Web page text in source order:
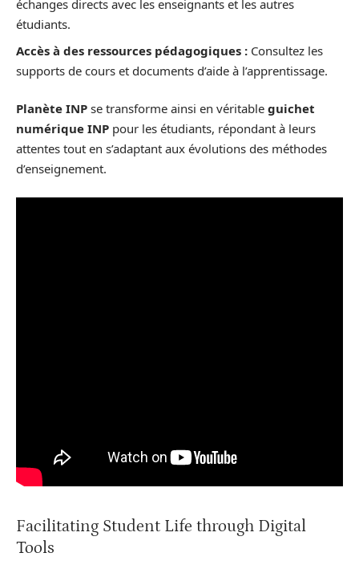
échanges directs avec les enseignants et les autres
étudiants.
Accès à des ressources pédagogiques : Consultez les
supports de cours et documents d’aide à l’apprentissage.
Planète INP se transforme ainsi en véritable guichet
numérique INP pour les étudiants, répondant à leurs
attentes tout en s’adaptant aux évolutions des méthodes
d’enseignement.
Facilitating Student Life through Digital
Tools